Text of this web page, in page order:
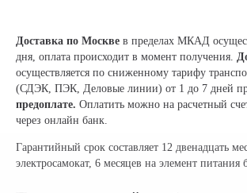
Доставка по Москве в пределах МКАД
дня, оплата происходит в момент получения.
осуществляется по сниженному тарифу
(СДЭК, ПЭК, Деловые линии) от 1 до 7 дней
предоплате. Оплатить можно на расчетный
через онлайн банк.
Гарантийный срок составляет 12 двенадцать
электросамокат, 6 месяцев на элемент питания